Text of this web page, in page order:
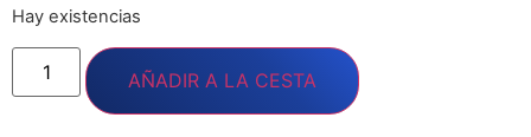
Hay existencias
AÑADIR A LA CESTA